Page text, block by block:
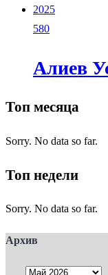
2025
580
Алиев
Топ месяца
Sorry. No data so far.
Топ недели
Sorry. No data so far.
Архив